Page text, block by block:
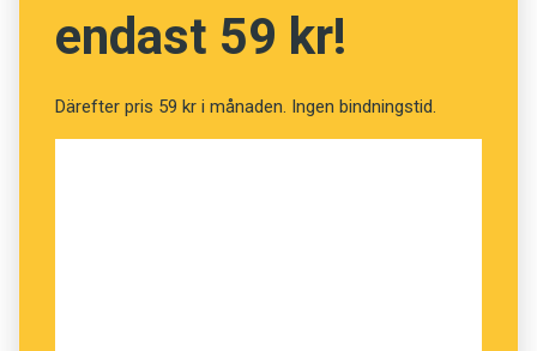
endast 59 kr!
Därefter pris 59 kr i månaden. Ingen bindningstid.